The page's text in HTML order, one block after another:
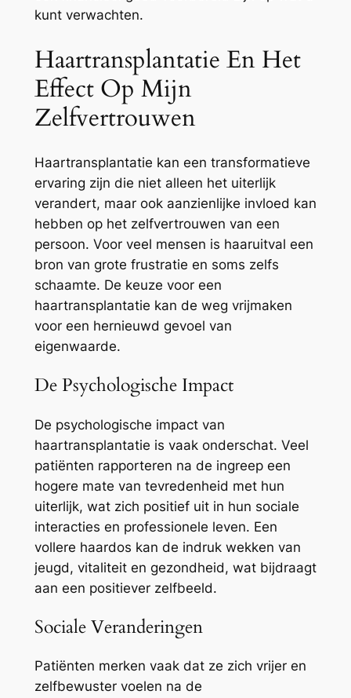
kunt verwachten.
Haartransplantatie En Het
Effect Op Mijn
Zelfvertrouwen
Haartransplantatie kan een transformatieve
ervaring zijn die niet alleen het uiterlijk
verandert, maar ook aanzienlijke invloed kan
hebben op het zelfvertrouwen van een
persoon. Voor veel mensen is haaruitval een
bron van grote frustratie en soms zelfs
schaamte. De keuze voor een
haartransplantatie kan de weg vrijmaken
voor een hernieuwd gevoel van
eigenwaarde.
De Psychologische Impact
De psychologische impact van
haartransplantatie is vaak onderschat. Veel
patiënten rapporteren na de ingreep een
hogere mate van tevredenheid met hun
uiterlijk, wat zich positief uit in hun sociale
interacties en professionele leven. Een
vollere haardos kan de indruk wekken van
jeugd, vitaliteit en gezondheid, wat bijdraagt
aan een positiever zelfbeeld.
Sociale Veranderingen
Patiënten merken vaak dat ze zich vrijer en
zelfbewuster voelen na de